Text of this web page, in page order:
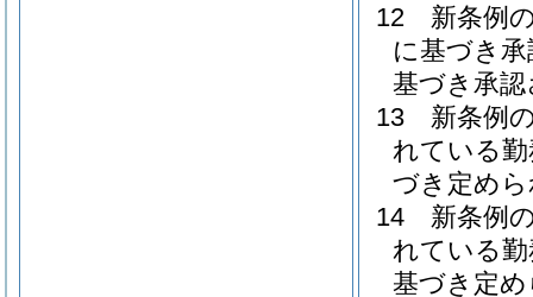
12
新条例
に基づき
基づき承
13
新条例
れている勤
づき定め
14
新条例
れている勤
基づき定